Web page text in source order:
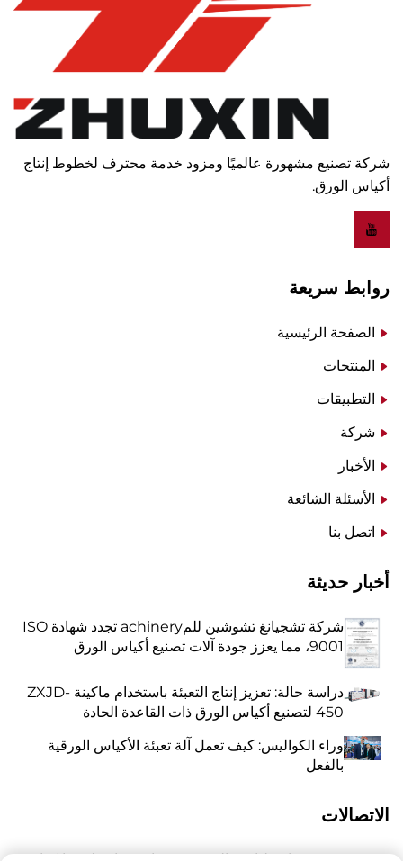
شركة تصنيع مشهورة عالميًا ومزود خدمة محترف لخطوط إنتاج
أكياس الورق.
روابط سريعة
الصفحة الرئيسية
المنتجات
التطبيقات
شركة
الأخبار
الأسئلة الشائعة
اتصل بنا
أخبار حديثة
شركة تشجيانغ تشوشين للمachinery تجدد شهادة ISO
9001، مما يعزز جودة آلات تصنيع أكياس الورق
دراسة حالة: تعزيز إنتاج التعبئة باستخدام ماكينة ZXJD-
450 لتصنيع أكياس الورق ذات القاعدة الحادة
وراء الكواليس: كيف تعمل آلة تعبئة الأكياس الورقية
بالفعل
الاتصالات